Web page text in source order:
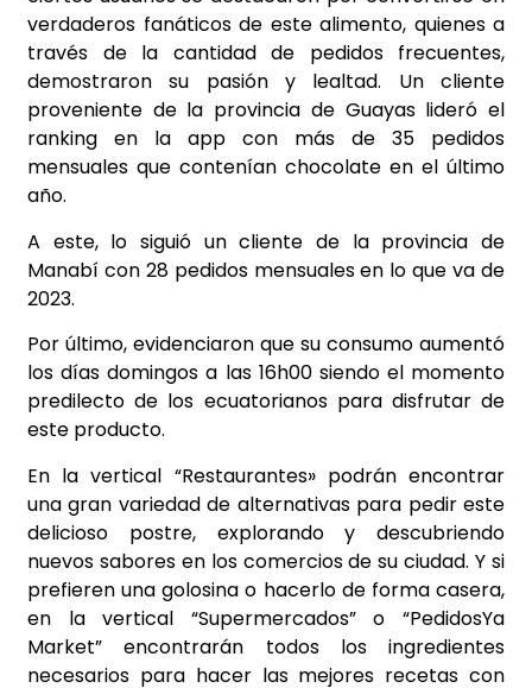
verdaderos fanáticos de este alimento, quienes a
través de la cantidad de pedidos frecuentes,
demostraron su pasión y lealtad. Un cliente
proveniente de la provincia de Guayas lideró el
ranking en la app con más de 35 pedidos
mensuales que contenían chocolate en el último
año.
A este, lo siguió un cliente de la provincia de
Manabí con 28 pedidos mensuales en lo que va de
2023.
Por último, evidenciaron que su consumo aumentó
los días domingos a las 16h00 siendo el momento
predilecto de los ecuatorianos para disfrutar de
este producto.
En la vertical “Restaurantes» podrán encontrar
una gran variedad de alternativas para pedir este
delicioso postre, explorando y descubriendo
nuevos sabores en los comercios de su ciudad. Y si
prefieren una golosina o hacerlo de forma casera,
en la vertical “Supermercados” o “PedidosYa
Market” encontrarán todos los ingredientes
necesarios para hacer las mejores recetas con